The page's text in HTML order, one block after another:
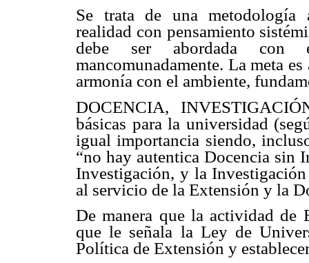
Se trata de una metodología
realidad con pensamiento
debe ser abordada con
mancomunadamente. La meta
armonía con el ambiente,
DOCENCIA,
básicas para la universidad
igual importancia siendo,
“no hay autentica Docencia sin
Investigación, y la
al servicio de la Extensión y la
De manera que la actividad de
que le señala la Ley de
Política de Extensión y